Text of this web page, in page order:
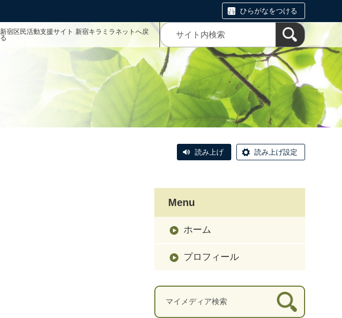
ひらがなをつける
新宿区民活動支援サイト 新宿キラミラネットへ戻
る
読み上げ 読み上げ設定
Menu
ホーム
プロフィール